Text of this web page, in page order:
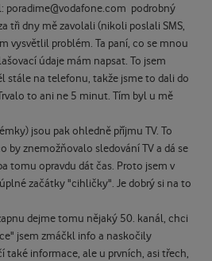
poradime@vodafone.com podrobný
tři dny mě zavolali (nikoli poslali SMS,
vysvětlil problém. Ta paní, co se mnou
údaje mám napsat. To jsem
stále na telefonu, takže jsme to dali do
to ani ne 5 minut. Tím byl u mě
jsou pak ohledně příjmu TV. To
by znemožňovalo sledování TV a dá se
tomu opravdu dát čas. Proto jsem v
začátky "cihličky". Je dobrý si na to
dejme tomu nějaký 50. kanál, chci
jsem zmáčkl info a naskočily
také informace, ale u prvních, asi třech,